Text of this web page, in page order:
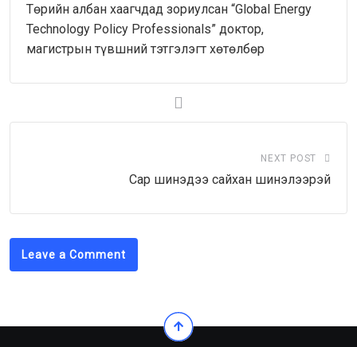
Төрийн албан хаагчдад зориулсан “Global Energy
Technology Policy Professionals” доктор,
магистрын түвшний тэтгэлэгт хөтөлбөр
NEXT POST
Сар шинэдээ сайхан шинэлээрэй
Leave a Comment